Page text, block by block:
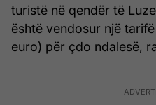
turistë në qendër të
është vendosur një
euro) për çdo ndalesë,